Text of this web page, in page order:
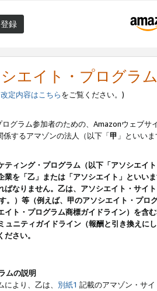
登録
エイト・プログラ
定内容はこちらをご覧ください。)
グラム参加者のための、Amazonウェブサ
係するアマゾンの法人（以下「甲 」といい
ティング・プログラム（以下「アソシエイ
業を「乙」または「アソシエイト」とい
ばなりません。乙は、アソシエイト・サイ
。）等（例えば、甲のアソシエイト・プ
イト・プログラム商標ガイドライン）を
ニティガイドライン（報酬と引き換えに
さい。
ムの説明
より、乙は、 別紙1 記載のアマゾン・サ